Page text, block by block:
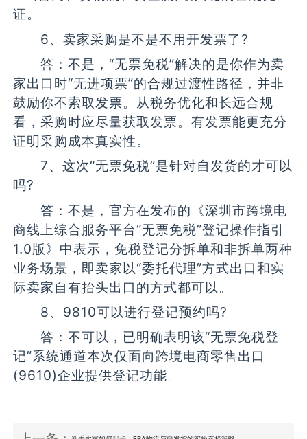
证。
6、卖家采购是不是不用开发票了?
答：不是，“无票免税”解决的是你作为卖
家出口时“无进项票”的合规过渡性路径，并非
鼓励你不索取发票。从税务优化和长远合规
看，采购时应尽量获取发票。有发票能更充分
证明采购成本真实性。
7、这次“无票免税”是针对自发货的才可以
吗?
答：不是，官方在发布的《深圳市跨境电
商线上综合服务平台“无票免税”登记操作指引
1.0版》中表示，免税登记分拆单和非拆单两种
业务场景，即卖家以“委托代理”方式出口和实
际卖家自有抬头出口的方式都可以。
8、9810可以进行登记预约吗?
答：不可以，已明确表明该“无票免税登
记”系统通道本次仅面向跨境电商零售出口
(9610)企业提供登记功能。